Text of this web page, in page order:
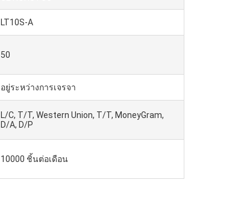
LT10S-A
50
อยู่ระหว่างการเจรจา
L/C, T/T, Western Union, T/T, MoneyGram,
D/A, D/P
10000 ชิ้นต่อเดือน